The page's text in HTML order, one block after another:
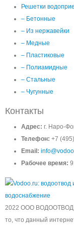
Решетки
– Бетонные
– Из нержавейки
– Медные
– Пластиковые
– Полиамидные
– Стальные
– Чугунные
Контакты
Адрес: г. Наро-
Телефон: +7
Email:
Рабочее время:
2022 ООО ВОДООТВОД
то, что данный